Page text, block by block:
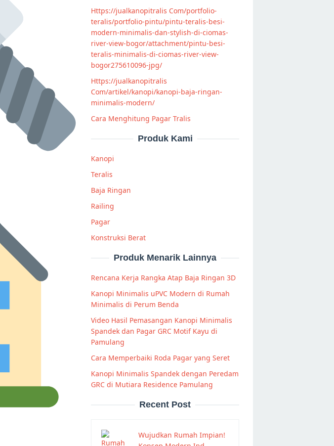
Https://jualkanopitralis Com/portfolio-
teralis/portfolio-pintu/pintu-teralis-besi-
modern-minimalis-dan-stylish-di-ciomas-
river-view-bogor/attachment/pintu-besi-
teralis-minimalis-di-ciomas-river-view-
bogor275610096-jpg/
Https://jualkanopitralis
Com/artikel/kanopi/kanopi-baja-ringan-
minimalis-modern/
Cara Menghitung Pagar Tralis
Produk Kami
Kanopi
Teralis
Baja Ringan
Railing
Pagar
Konstruksi Berat
Produk Menarik Lainnya
Rencana Kerja Rangka Atap Baja Ringan 3D
Kanopi Minimalis uPVC Modern di Rumah
Minimalis di Perum Benda
Video Hasil Pemasangan Kanopi Minimalis
Spandek dan Pagar GRC Motif Kayu di
Pamulang
Cara Memperbaiki Roda Pagar yang Seret
Kanopi Minimalis Spandek dengan Peredam
GRC di Mutiara Residence Pamulang
Recent Post
Wujudkan Rumah Impian!